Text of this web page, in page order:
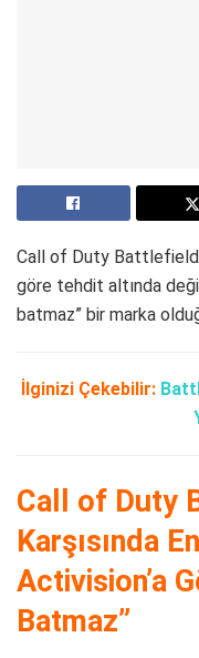
Call of Duty Battlefield
göre tehdit altında
batmaz” bir marka
İlginizi Çekebilir:
Call of Duty
Karşısında
Activision’a
Batmaz”